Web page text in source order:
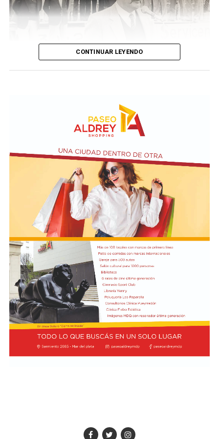
El vendero 13 de agosto se cumplen 38 años de la
desaparición física del ex intendente de Necochea,
en la ruta 88, a pocos kilómetros de Quequén.
Junto con el intendente de Necochea habían muerto
tres docentes que, luego se supo, habían subido a su
automóvil pocos kilómetros antes, donde se hallaban
haciendo dedo. La colisión frontal resultó letal: sólo
sobrevivió el chofer del camión.
El hall del Palacio Comunal fue el lugar donde velaron
sus restos y ante el cual desfiló todo el arco político de
aquel momento, incluyendo a la camada de jóvenes que
habían dado sus primeros pasos en el peronismo, bajo
el liderazgo de “Coco” Taraborelli como conductor. Y el
vicegobernador Luis Macaya, que acompañó sus restos
hasta la despedida final.
Antes de ser inhumados sus restos en el cementerio
municipal, el féretro fue transportado hacia la
Parroquia de los Padres Capuchinos, donde ofició una
Taraborelli fue el primer intendente de Necochea
CONTINUAR LEYENDO